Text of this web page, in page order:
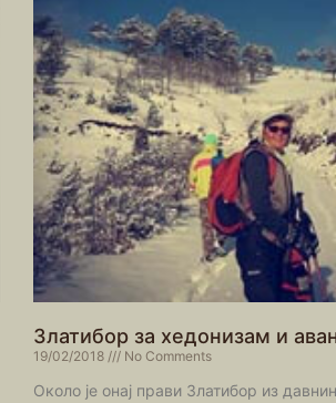
Златибор за хедонизам и
19/02/2018 No Comments
Около је онај прави Златибор из